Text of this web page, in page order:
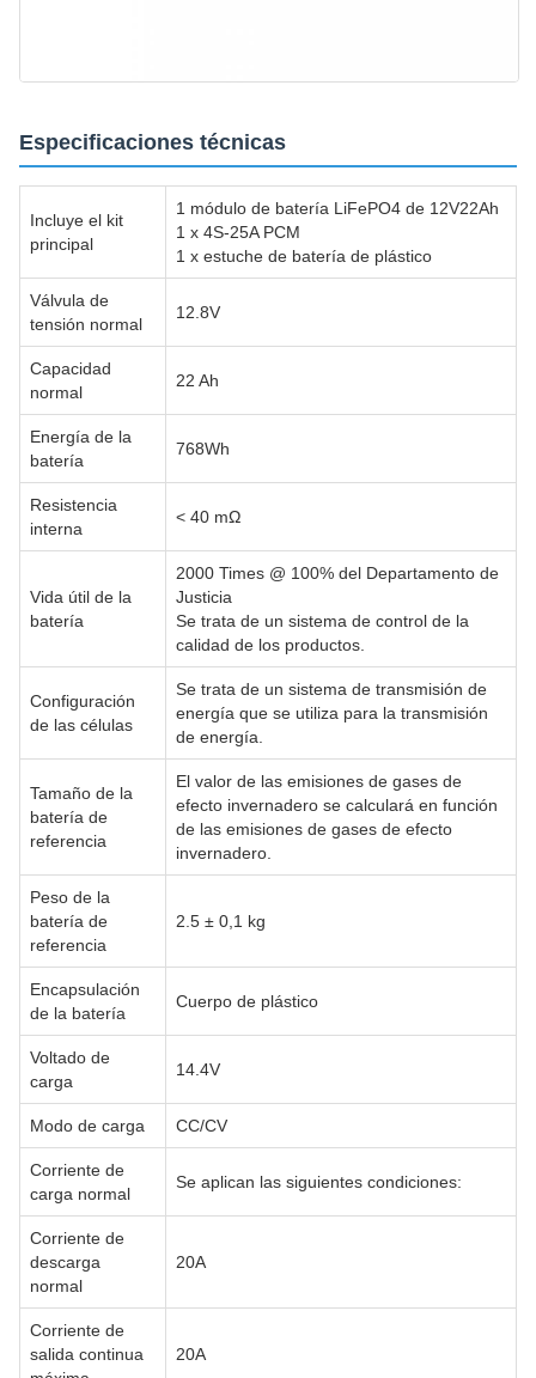
Especificaciones técnicas
Incluye el kit
principal
1 módulo de batería LiFePO4 de 12V22Ah
1 x 4S-25A PCM
1 x estuche de batería de plástico
Válvula de
tensión normal
12.8V
Capacidad
normal
22 Ah
Energía de la
batería
768Wh
Resistencia
interna
< 40 mΩ
Vida útil de la
batería
2000 Times @ 100% del Departamento de
Justicia
Se trata de un sistema de control de la
calidad de los productos.
Configuración
de las células
Se trata de un sistema de transmisión de
energía que se utiliza para la transmisión
de energía.
Tamaño de la
batería de
referencia
El valor de las emisiones de gases de
efecto invernadero se calculará en función
de las emisiones de gases de efecto
invernadero.
Peso de la
batería de
referencia
2.5 ± 0,1 kg
Encapsulación
de la batería
Cuerpo de plástico
Voltado de
carga
14.4V
Modo de carga CC/CV
Corriente de
carga normal
Se aplican las siguientes condiciones:
Corriente de
descarga
normal
20A
Corriente de
salida continua
20A